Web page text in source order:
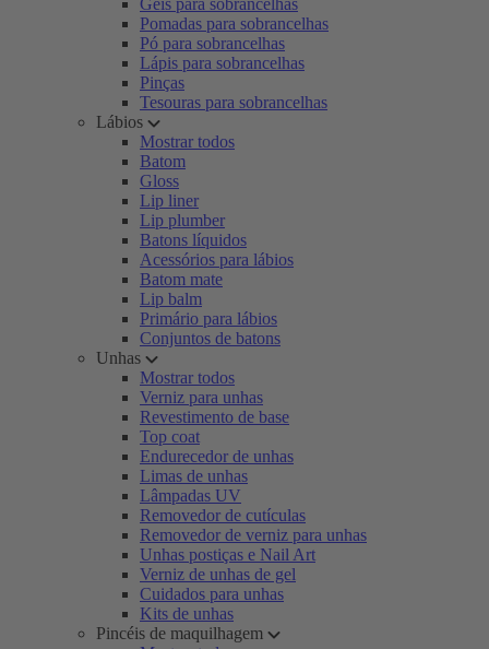
Géis para sobrancelhas
Pomadas para sobrancelhas
Pó para sobrancelhas
Lápis para sobrancelhas
Pinças
Tesouras para sobrancelhas
Lábios
Mostrar todos
Batom
Gloss
Lip liner
Lip plumber
Batons líquidos
Acessórios para lábios
Batom mate
Lip balm
Primário para lábios
Conjuntos de batons
Unhas
Mostrar todos
Verniz para unhas
Revestimento de base
Top coat
Endurecedor de unhas
Limas de unhas
Lâmpadas UV
Removedor de cutículas
Removedor de verniz para unhas
Unhas postiças e Nail Art
Verniz de unhas de gel
Cuidados para unhas
Kits de unhas
Pincéis de maquilhagem